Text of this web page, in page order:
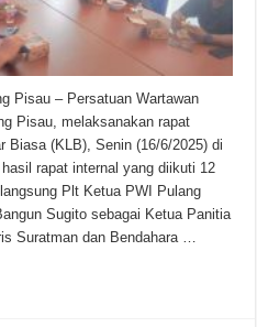
Pisau – Persatuan Wartawan
Pisau, melaksanakan rapat
Biasa (KLB), Senin (16/6/2025) di
rapat internal yang diikuti 12
Plt Ketua PWI Pulang
Sugito sebagai Ketua Panitia
Suratman dan Bendahara …